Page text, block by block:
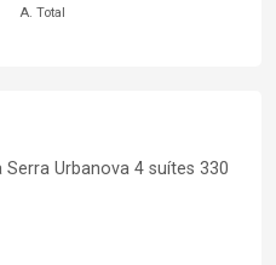
A. Total
Urbanova 4 suítes 330